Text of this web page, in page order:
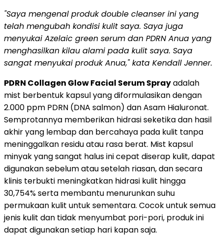
"Saya mengenal produk double cleanser ini yang
telah mengubah kondisi kulit saya. Saya juga
menyukai Azelaic green serum dan PDRN Anua yang
menghasilkan kilau alami pada kulit saya. Saya
sangat menyukai produk Anua,"kata Kendall Jenner.
PDRN Collagen Glow Facial Serum Sprayadalah
mist berbentuk kapsul yang diformulasikan dengan
2.000 ppm PDRN (DNA salmon) dan Asam Hialuronat.
Semprotannya memberikan hidrasi seketika dan hasil
akhir yang lembap dan bercahaya pada kulit tanpa
meninggalkan residu atau rasa berat. Mist kapsul
minyak yang sangat halus ini cepat diserap kulit, dapat
digunakan sebelum atau setelah riasan, dan secara
klinis terbukti meningkatkan hidrasi kulit hingga
30,754% serta membantu menurunkan suhu
permukaan kulit untuk sementara. Cocok untuk semua
jenis kulit dan tidak menyumbat pori-pori, produk ini
dapat digunakan setiap hari kapan saja.